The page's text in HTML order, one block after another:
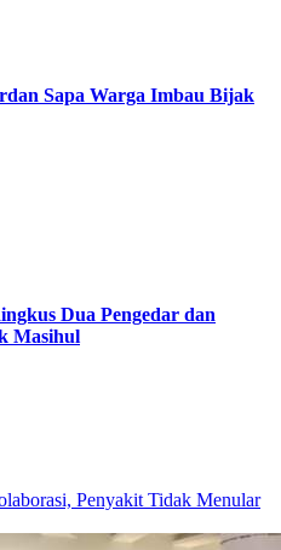
Sapa Warga Imbau Bijak
Dua Pengedar dan
Masihul
Penyakit Tidak Menular